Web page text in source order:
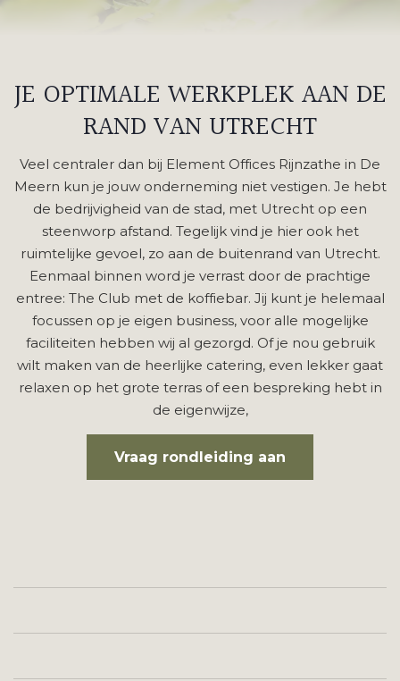
JE OPTIMALE WERKPLEK AAN DE
RAND VAN UTRECHT
Veel centraler dan bij Element Offices Rijnzathe in De
Meern kun je jouw onderneming niet vestigen. Je hebt
de bedrijvigheid van de stad, met Utrecht op een
steenworp afstand. Tegelijk vind je hier ook het
ruimtelijke gevoel, zo aan de buitenrand van Utrecht.
Eenmaal binnen word je verrast door de prachtige
entree: The Club met de koffiebar. Jij kunt je helemaal
focussen op je eigen business, voor alle mogelijke
faciliteiten hebben wij al gezorgd. Of je nou gebruik
wilt maken van de heerlijke catering, even lekker gaat
relaxen op het grote terras of een bespreking hebt in
de eigenwijze,
Vraag rondleiding aan